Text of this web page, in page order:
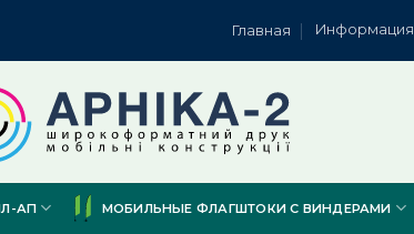
Главная Информация
АП МОБИЛЬНЫЕ ФЛАГШТОКИ С ВИНДЕРАМИ